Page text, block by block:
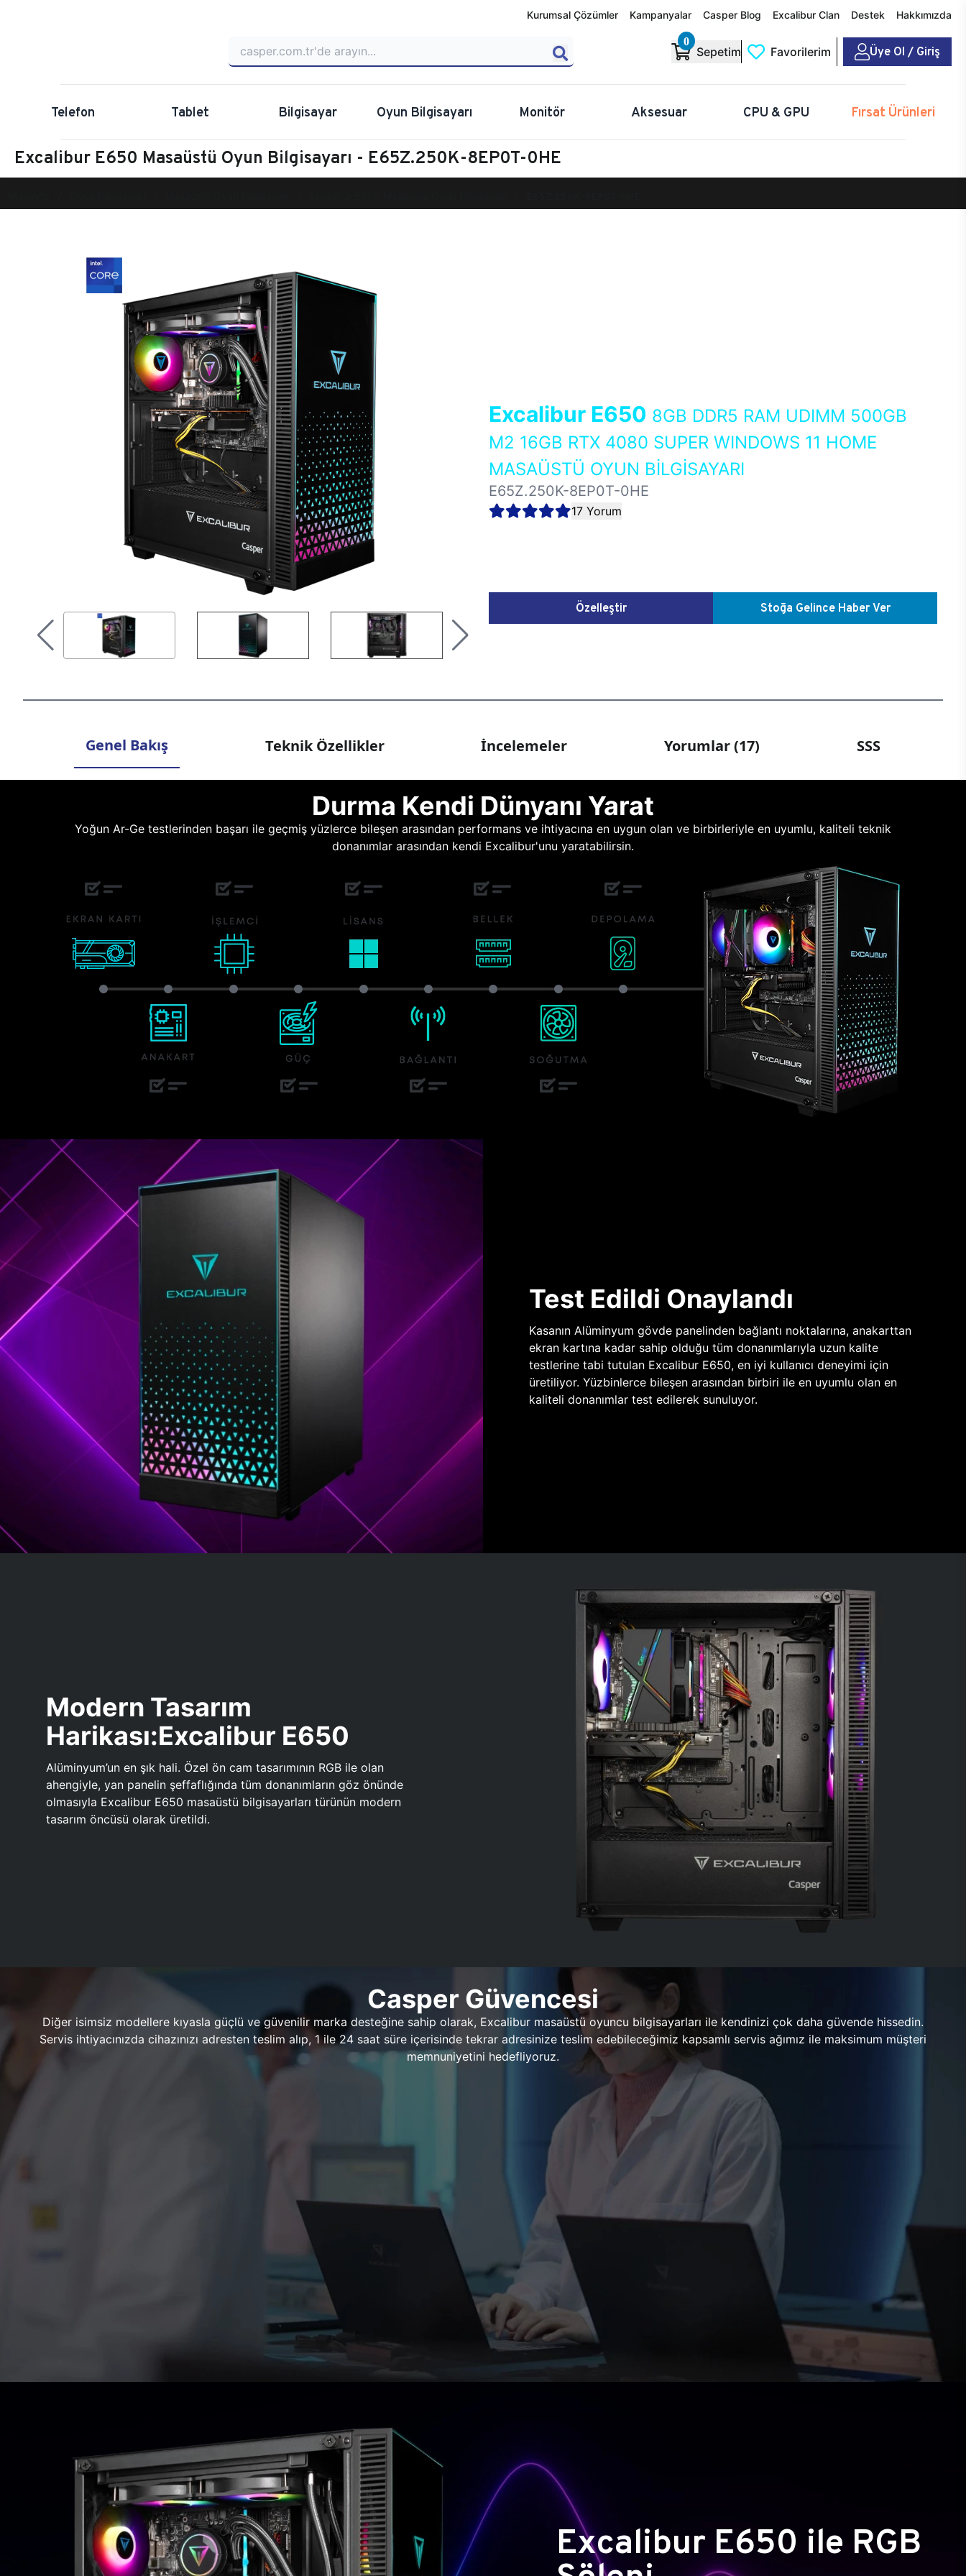
Kurumsal Çözümler Kampanyalar Casper Blog Excalibur Clan Destek Hakkımızda
0
Sepetim Favorilerim Üye Ol / Giriş
Telefon Tablet Bilgisayar Oyun Bilgisayarı Monitör Aksesuar CPU & GPU Fırsat Ürünleri
Excalibur E650 Masaüstü Oyun Bilgisayarı - E65Z.250K-8EP0T-0HE
Excalibur E650 8GB DDR5 RAM UDIMM 500GB
M2 16GB RTX 4080 SUPER WINDOWS 11 HOME
MASAÜSTÜ OYUN BİLGİSAYARI
E65Z.250K-8EP0T-0HE
17 Yorum
Özelleştir Stoğa Gelince Haber Ver
Genel Bakış Teknik Özellikler İncelemeler Yorumlar (17) SSS
Durma Kendi Dünyanı Yarat
Yoğun Ar-Ge testlerinden başarı ile geçmiş yüzlerce bileşen arasından performans ve ihtiyacına en uygun olan ve birbirleriyle en uyumlu, kaliteli teknik
donanımlar arasından kendi Excalibur'unu yaratabilirsin.
Test Edildi Onaylandı
Kasanın Alüminyum gövde panelinden bağlantı noktalarına, anakarttan
ekran kartına kadar sahip olduğu tüm donanımlarıyla uzun kalite
testlerine tabi tutulan Excalibur E650, en iyi kullanıcı deneyimi için
üretiliyor. Yüzbinlerce bileşen arasından birbiri ile en uyumlu olan en
kaliteli donanımlar test edilerek sunuluyor.
Modern Tasarım
Harikası:Excalibur E650
Alüminyum’un en şık hali. Özel ön cam tasarımının RGB ile olan
ahengiyle, yan panelin şeffaflığında tüm donanımların göz önünde
olmasıyla Excalibur E650 masaüstü bilgisayarları türünün modern
tasarım öncüsü olarak üretildi.
Casper Güvencesi
Diğer isimsiz modellere kıyasla güçlü ve güvenilir marka desteğine sahip olarak, Excalibur masaüstü oyuncu bilgisayarları ile kendinizi çok daha güvende hissedin.
Servis ihtiyacınızda cihazınızı adresten teslim alıp, 1 ile 24 saat süre içerisinde tekrar adresinize teslim edebileceğimiz kapsamlı servis ağımız ile maksimum müşteri
memnuniyetini hedefliyoruz.
Excalibur E650 ile RGB